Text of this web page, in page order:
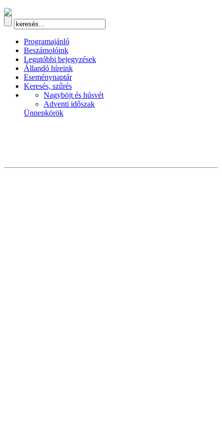
Programajánló
Beszámolóink
Legutóbbi bejegyzések
Állandó híreink
Eseménynaptár
Keresés, szűrés
Nagyböjt és húsvét
Adventi időszak
Ünnepkörök